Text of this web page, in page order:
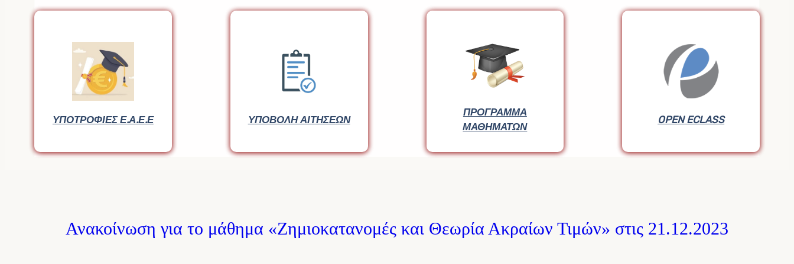
ΥΠΟΤΡΟΦΙΕΣ Ε.Α.Ε.Ε ΥΠΟΒΟΛΗ ΑΙΤΗΣΕΩΝ
ΠΡΟΓΡΑΜΜΑ
ΜΑΘΗΜΑΤΩΝ
OPEN ECLASS
ΥΠΟΤΡΟΦΙΕΣ Ε.Α.Ε.Ε ΥΠΟΒΟΛΗ ΑΙΤΗΣΕΩΝ
ΠΡΟΓΡΑΜΜΑ
ΜΑΘΗΜΑΤΩΝ
OPEN ECLASS
Ανακοίνωση για το μάθημα «Ζημιοκατανομές και Θεωρία Ακραίων Τιμών» στις 21.12.2023